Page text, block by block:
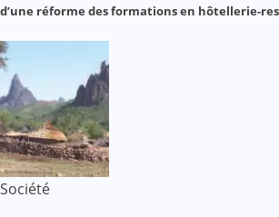
d’une réforme des formations en hôtellerie-
Société